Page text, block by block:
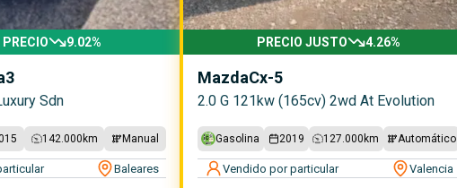
PRECIO 9.02%
Sdn
142.000 km Manual
Baleares
PRECIO JUSTO 4.26%
MazdaCx-5
2.0 G 121kw (165cv) 2wd At Evolution
Gasolina 2019 127.000 km Automático
Vendido por particular Valencia